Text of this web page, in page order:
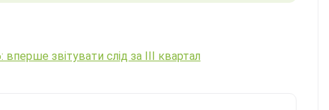
звітувати слід за ІІІ квартал